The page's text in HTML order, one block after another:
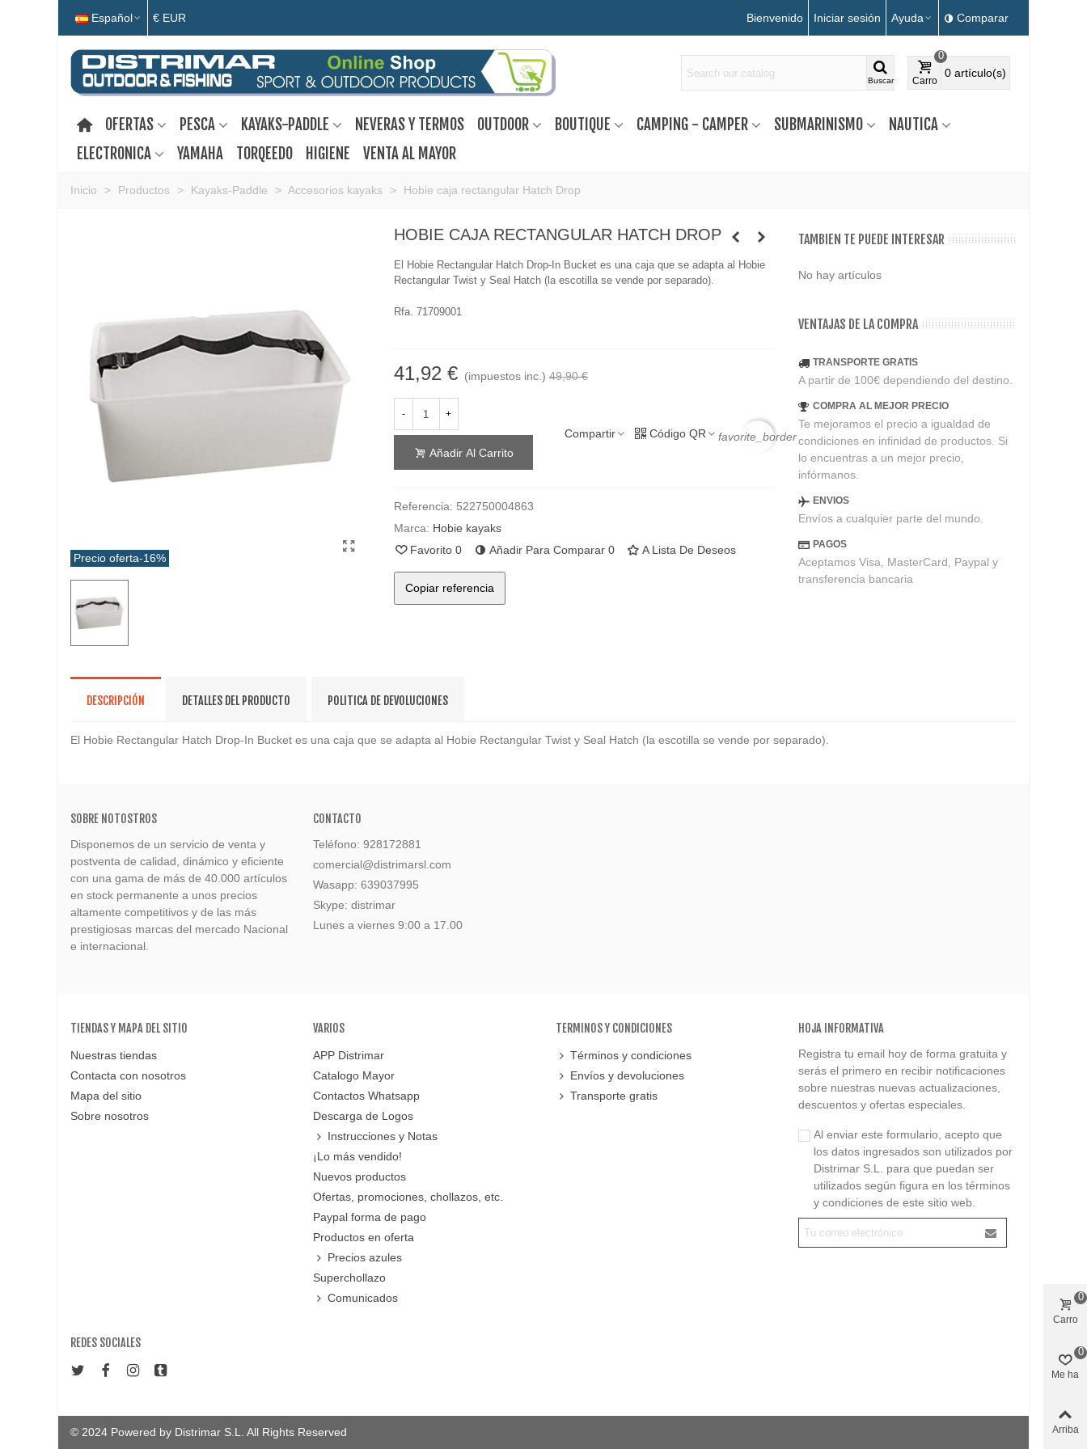
Español € EUR Bienvenido Iniciar sesión Ayuda Comparar
Buscar Carro
0
0 artículo(s)
OFERTAS PESCA KAYAKS-PADDLE NEVERAS Y TERMOS OUTDOOR BOUTIQUE CAMPING - CAMPER SUBMARINISMO
NAUTICA
ELECTRONICA
YAMAHA TORQEEDO HIGIENE VENTA AL MAYOR
Inicio > Productos > Kayaks-Paddle > Accesorios kayaks > Hobie caja rectangular Hatch Drop
Precio oferta-16%
HOBIE CAJA RECTANGULAR HATCH DROP
El Hobie Rectangular Hatch Drop-In Bucket es una caja que se adapta al Hobie
Rectangular Twist y Seal Hatch (la escotilla se vende por separado).
Rfa. 71709001
41,92 € (impuestos inc.) 49,90 €
- +
Añadir Al Carrito
Compartir Código QR favorite_border
Referencia: 522750004863
Marca: Hobie kayaks
Favorito 0 Añadir Para Comparar 0 A Lista De Deseos
Copiar referencia
TAMBIEN TE PUEDE INTERESAR
No hay artículos
VENTAJAS DE LA COMPRA
TRANSPORTE GRATIS
A partir de 100€ dependiendo del destino.
COMPRA AL MEJOR PRECIO
Te mejoramos el precio a igualdad de
condiciones en infinidad de productos. Si
lo encuentras a un mejor precio,
infórmanos.
ENVIOS
Envíos a cualquier parte del mundo.
PAGOS
Aceptamos Visa, MasterCard, Paypal y
transferencia bancaria
DESCRIPCIÓN DETALLES DEL PRODUCTO POLITICA DE DEVOLUCIONES
El Hobie Rectangular Hatch Drop-In Bucket es una caja que se adapta al Hobie Rectangular Twist y Seal Hatch (la escotilla se vende por separado).
SOBRE NOTOSTROS
Disponemos de un servicio de venta y
postventa de calidad, dinámico y eficiente
con una gama de más de 40.000 artículos
en stock permanente a unos precios
altamente competitivos y de las más
prestigiosas marcas del mercado Nacional
e internacional.
CONTACTO
Teléfono: 928172881
comercial@distrimarsl.com
Wasapp: 639037995
Skype: distrimar
Lunes a viernes 9:00 a 17.00
TIENDAS Y MAPA DEL SITIO
Nuestras tiendas
Contacta con nosotros
Mapa del sitio
Sobre nosotros
VARIOS
APP Distrimar
Catalogo Mayor
Contactos Whatsapp
Descarga de Logos
Instrucciones y Notas
¡Lo más vendido!
Nuevos productos
Ofertas, promociones, chollazos, etc.
Paypal forma de pago
Productos en oferta
Precios azules
Superchollazo
Comunicados
TERMINOS Y CONDICIONES
Términos y condiciones
Envíos y devoluciones
Transporte gratis
HOJA INFORMATIVA
Registra tu email hoy de forma gratuita y
serás el primero en recibir notificaciones
sobre nuestras nuevas actualizaciones,
descuentos y ofertas especiales.
Al enviar este formulario, acepto que
los datos ingresados son utilizados por
Distrimar S.L. para que puedan ser
utilizados según figura en los términos
y condiciones de este sitio web.
REDES SOCIALES
© 2024 Powered by Distrimar S.L. All Rights Reserved
Carro
0
Me ha
0
Arriba